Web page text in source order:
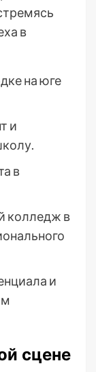
в
на юге
и
в
колледж в
и
сцене